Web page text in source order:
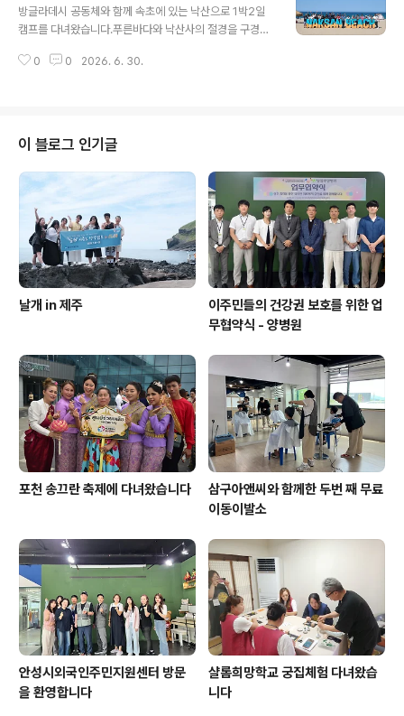
하며잘 헤쳐나갈 수 있기를 기대합니다. 귀한 걸음 감사드
립니다!
방글라데시 공동체와 함께 속초에 있는 낙산으로 1박2일
캠프를 다녀왔습니다.푸른바다와 낙산사의 절경을 구경하
졌습니다. 바다를 보고싶다는 것은 그만큼 삶의 지쳤다는
임과 사랑 때문일 것입니다. 모처럼의 여행이그 간 지치고
힘든 시간을 잠시 털어내고 새로운 에너지로 충전되었기를
희망해봅니다.
0 0 2026. 6. 30.
이 블로그 인기글
날개 in 제주
이주민들의 건강권 보호를 위한 업
무협약식 - 양병원
포천 송끄란 축제에 다녀왔습니다
삼구아앤씨와 함께한 두번 째 무료
이동이발소
안성시외국인주민지원센터 방문
을 환영합니다
샬롬희망학교 궁집체험 다녀왔습
니다